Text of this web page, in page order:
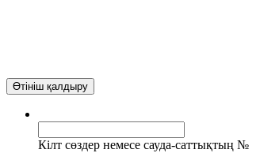
Өтініш қалдыру
Кілт сөздер немесе сауда-саттықтың №